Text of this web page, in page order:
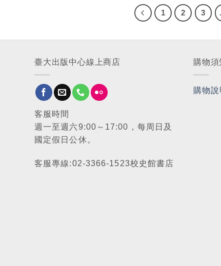
1 2 3
臺大出版中心線上商店
客服時間
週一至週六9:00～17:00，每周日及
國定假日公休。
客服專線:02-3366-1523校史館書店
購物須
購物說